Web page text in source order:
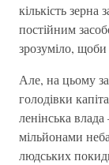
кількість
постійним
зрозуміло,
Але, на цьому
голодівки
ленінська
мільйонами
людських